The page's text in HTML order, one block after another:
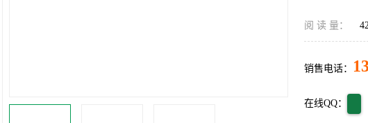
阅 读 量：
销售电话：
在线QQ：